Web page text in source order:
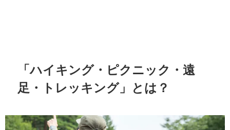
「ハイキング・ピクニック・遠
足・トレッキング」とは？